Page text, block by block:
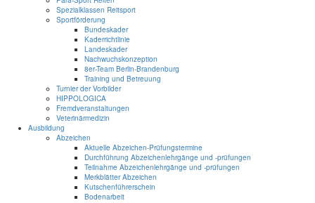
Spezialklassen Reitsport
Sportförderung
Bundeskader
Kaderrichtlinie
Landeskader
Nachwuchskonzeption
8er-Team Berlin-Brandenburg
Training und Betreuung
Turnier der Vorbilder
HIPPOLOGICA
Fremdveranstaltungen
Veterinärmedizin
Ausbildung
Abzeichen
Aktuelle Abzeichen-Prüfungstermine
Durchführung Abzeichenlehrgänge und -prüfungen
Teilnahme Abzeichenlehrgänge und -prüfungen
Merkblätter Abzeichen
Kutschenführerschein
Bodenarbeit